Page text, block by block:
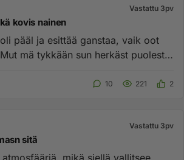
Vastattu 3pv
kovis nainen
pääl ja esittää ganstaa, vaik oot
10 221 2
Vastattu 3pv
sitä
mikä siellä vallitsee,